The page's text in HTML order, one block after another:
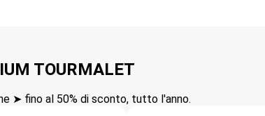
TOURMALET
➤ fino al 50% di sconto, tutto l'anno.